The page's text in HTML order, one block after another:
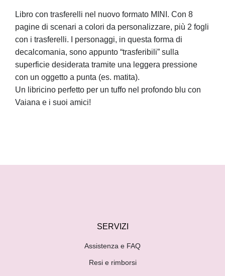
Libro con trasferelli nel nuovo formato MINI. Con 8
pagine di scenari a colori da personalizzare, più 2 fogli
con i trasferelli. I personaggi, in questa forma di
decalcomania, sono appunto “trasferibili” sulla
superficie desiderata tramite una leggera pressione
con un oggetto a punta (es. matita).
Un libricino perfetto per un tuffo nel profondo blu con
Vaiana e i suoi amici!
SERVIZI
Assistenza e FAQ
Resi e rimborsi